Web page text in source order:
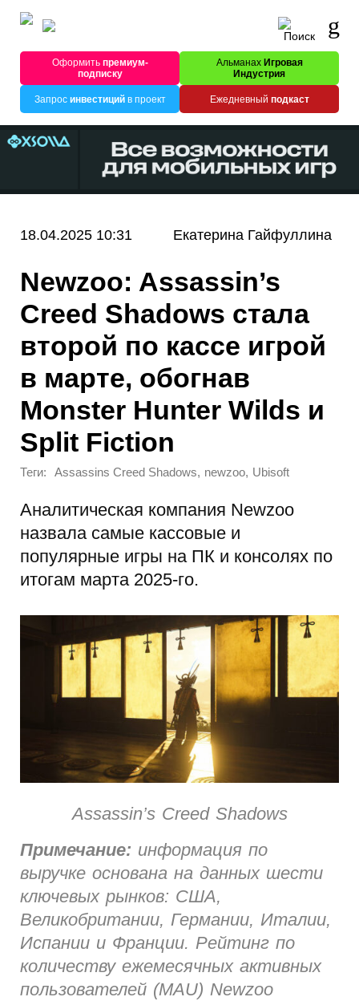
Оформитьпремиум-
подписку
Альманах Игровая
Индустрия
Запрос инвестицийв проект Ежедневный подкаст
18.04.2025 10:31 Екатерина Гайфуллина
Newzoo: Assassin’s
Creed Shadows стала
второй по кассе игрой
в марте, обогнав
Monster Hunter Wilds и
Split Fiction
Теги: Assassins Creed Shadows, newzoo, Ubisoft
Аналитическая компания Newzoo
назвала самые кассовые и
популярные игры на ПК и консолях по
итогам марта 2025-го.
Assassin’s Creed Shadows
Примечание: информация по
выручке основана на данных шести
ключевых рынков: США,
Великобритании, Германии, Италии,
Испании и Франции. Рейтинг по
количеству ежемесячных активных
пользователей (MAU) Newzoo